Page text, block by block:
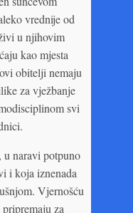
vrednije od
u njihovim
kao mjesta
obitelji nemaju
za vježbanje
svi
u naravi potpuno
i koja iznenada
Vjernošću
za